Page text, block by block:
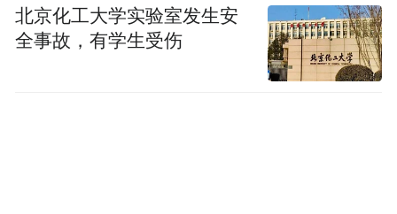
北京化工大学实验室发生安
全事故，有学生受伤